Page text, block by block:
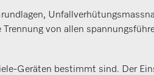
von allen
Geräten bestimmt sind. Der